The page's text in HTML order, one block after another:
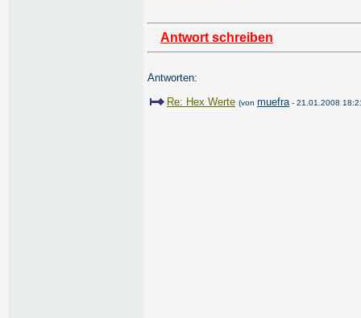
Antwort schreiben
Antworten:
Re: Hex Werte (von muefra- 21.01.2008